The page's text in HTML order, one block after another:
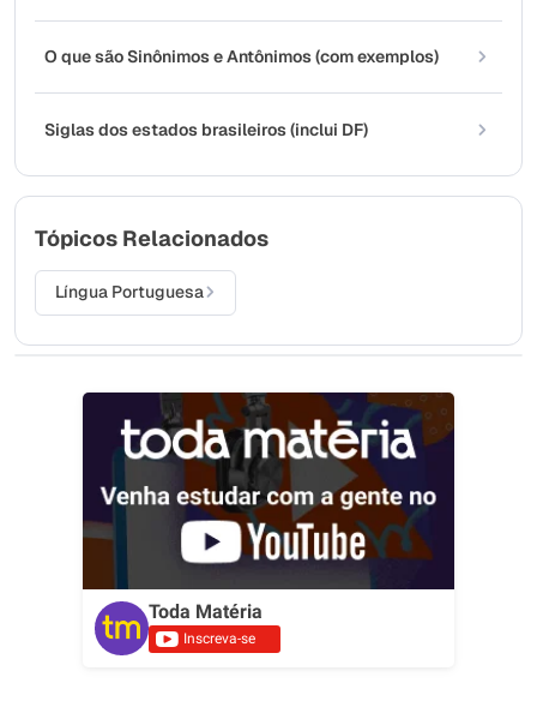
O que são Sinônimos e Antônimos (com exemplos)
Siglas dos estados brasileiros (inclui DF)
Tópicos Relacionados
Língua Portuguesa
Toda Matéria
Inscreva-se